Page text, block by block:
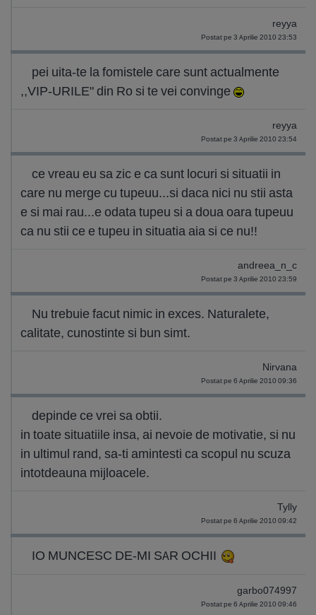
reyya
Postat pe 3 Aprilie 2010 23:53
pei uita-te la fomistele care sunt actualmente
,,VIP-URILE" din Ro si te vei convinge
reyya
Postat pe 3 Aprilie 2010 23:54
ce vreau eu sa zic e ca sunt locuri si situatii in
care nu merge cu tupeuu...si daca nici nu stii asta
e si mai rau...e odata tupeu si a doua oara tupeuu
ca nu stii ce e tupeu in situatia aia si ce nu!!
andreea_n_c
Postat pe 3 Aprilie 2010 23:59
Nu trebuie facut nimic in exces. Naturalete,
calitate, cunostinte si bun simt.
Nirvana
Postat pe 6 Aprilie 2010 09:36
depinde ce vrei sa obtii.
in toate situatiile insa, ai nevoie de motivatie, si nu
in ultimul rand, sa-ti amintesti ca scopul nu scuza
intotdeauna mijloacele.
Tylly
Postat pe 6 Aprilie 2010 09:42
IO MUNCESC DE-MI SAR OCHII
garbo074997
Postat pe 6 Aprilie 2010 09:46